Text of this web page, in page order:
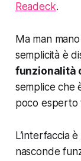
Readeck.
Ma man
semplicità è
funzionalità
semplice che
poco esperto
L’interfaccia
nasconde